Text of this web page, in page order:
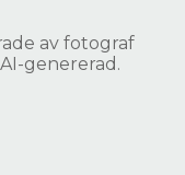
av fotograf
genererad.